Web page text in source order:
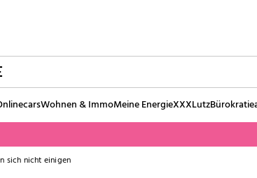
Wohnen & ImmoMeine EnergieXXXLutz
sich nicht einigen